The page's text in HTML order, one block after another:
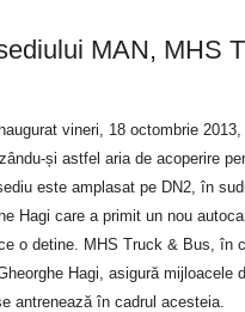
MAN, MHS
vineri, 18 octombrie
și astfel aria de acoperire
este amplasat pe DN2, în
Hagi care a primit un nou
o detine. MHS Truck & Bus, în
Hagi, asigură mijloacele
antrenează în cadrul acesteia.